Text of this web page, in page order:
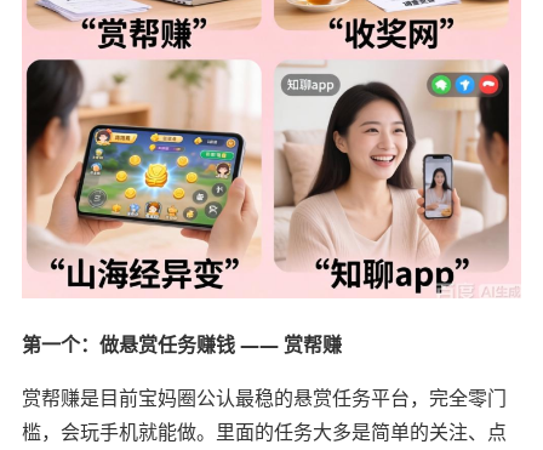
第一个：做悬赏任务赚钱 —— 赏帮赚
赏帮赚是目前宝妈圈公认最稳的悬赏任务平台，完全零门
槛，会玩手机就能做。里面的任务大多是简单的关注、点